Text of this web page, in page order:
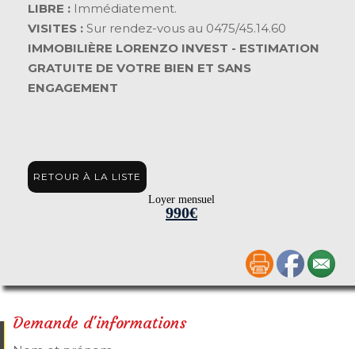
LIBRE : Immédiatement.
VISITES : Sur rendez-vous au 0475/45.14.60
IMMOBILIÈRE LORENZO INVEST - ESTIMATION
GRATUITE DE VOTRE BIEN ET SANS
ENGAGEMENT
RETOUR À LA LISTE
Loyer mensuel
990€
Demande d'informations